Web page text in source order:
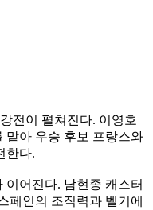
전이 펼쳐진다. 이영호
맡아 우승 후보 프랑스와
한다.
이어진다. 남현종 캐스터
페인의 조직력과 벨기에